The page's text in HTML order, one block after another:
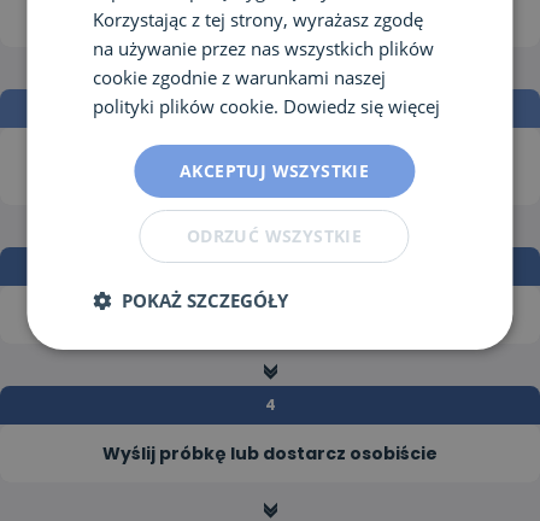
Zamów badanie
>>
zestaw pobraniowy
>>
Pobierz próbkę zgodnie z instrukcją
>>
Wyślij próbkę lub dostarcz osobiście
>>
Korzystając z tej strony, wyrażasz zgodę
na używanie przez nas wszystkich plików
cookie zgodnie z warunkami naszej
polityki plików cookie. Dowiedz się więcej
AKCEPTUJ WSZYSTKIE
ODRZUĆ WSZYSTKIE
POKAŻ SZCZEGÓŁY